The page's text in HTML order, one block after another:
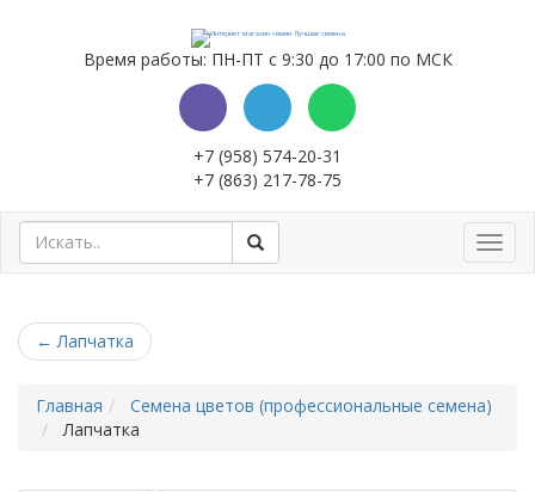
Время работы: ПН-ПТ с 9:30 до 17:00 по МСК
+7 (958) 574-20-31
+7 (863) 217-78-75
← Лапчатка
Главная
Семена цветов (профессиональные семена)
Лапчатка